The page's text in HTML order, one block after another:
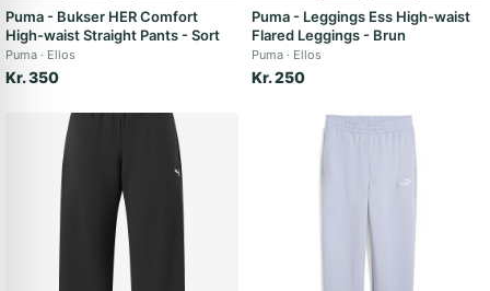
Puma - Bukser HER Comfort
High-waist Straight Pants - Sort
Puma Ellos
Kr. 350
Puma - Leggings Ess High-waist
Flared Leggings - Brun
Puma Ellos
Kr. 250